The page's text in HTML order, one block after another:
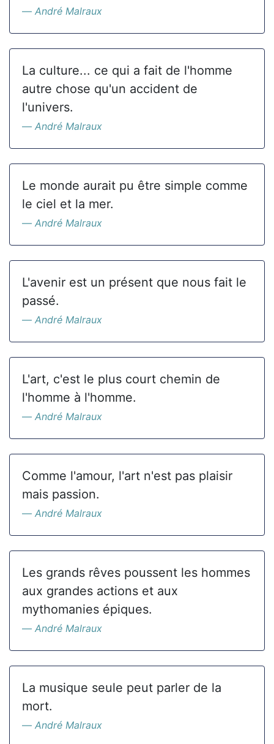
André Malraux
La culture... ce qui a fait de l'homme
autre chose qu'un accident de
l'univers.
André Malraux
Le monde aurait pu être simple comme
le ciel et la mer.
André Malraux
L'avenir est un présent que nous fait le
passé.
André Malraux
L'art, c'est le plus court chemin de
l'homme à l'homme.
André Malraux
Comme l'amour, l'art n'est pas plaisir
mais passion.
André Malraux
Les grands rêves poussent les hommes
aux grandes actions et aux
mythomanies épiques.
André Malraux
La musique seule peut parler de la
mort.
André Malraux